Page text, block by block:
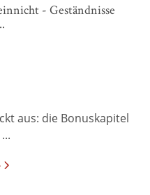
- Geständnisse
aus: die Bonuskapitel